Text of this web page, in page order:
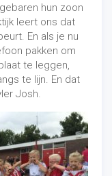
hun zoon
leert ons dat
En als je nu
pakken om
te leggen,
te lijn. En dat
Josh.